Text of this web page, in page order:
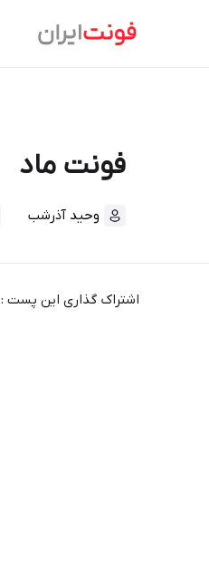
فونت ماد
وحید آذرشب
اشتراک گذاری این پست :